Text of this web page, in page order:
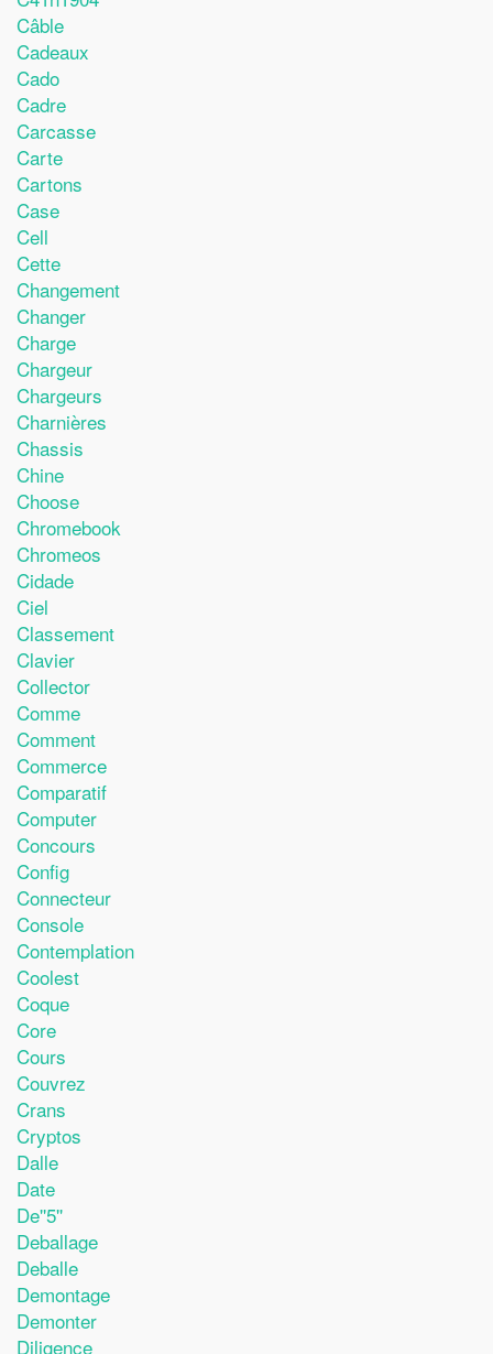
Câble
Cadeaux
Cado
Cadre
Carcasse
Carte
Cartons
Case
Cell
Cette
Changement
Changer
Charge
Chargeur
Chargeurs
Charnières
Chassis
Chine
Choose
Chromebook
Chromeos
Cidade
Ciel
Classement
Clavier
Collector
Comme
Comment
Commerce
Comparatif
Computer
Concours
Config
Connecteur
Console
Contemplation
Coolest
Coque
Core
Cours
Couvrez
Crans
Cryptos
Dalle
Date
De''5''
Deballage
Deballe
Demontage
Demonter
Diligence